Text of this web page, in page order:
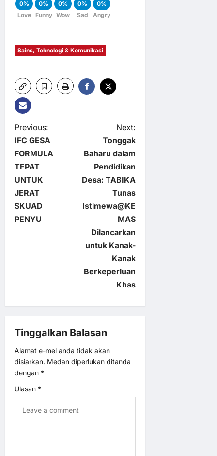
0%
Love
0%
Funny
0%
Wow
0%
Sad
0%
Angry
Sains, Teknologi & Komunikasi
P
o
s
t
n
g
a
t
i
o
n
Previous:
IFC GESA
FORMULA
TEPAT
UNTUK
JERAT
SKUAD
PENYU
Next:
Tonggak
Baharu dalam
Pendidikan
Desa: TABIKA
Tunas
Istimewa@KE
MAS
Dilancarkan
untuk Kanak-
Kanak
Berkeperluan
Khas
Tinggalkan Balasan
Alamat e-mel anda tidak akan
disiarkan. Medan diperlukan ditanda
dengan *
Ulasan *